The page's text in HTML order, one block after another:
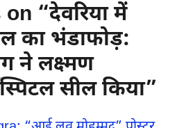
“देवरिया में
का भंडाफोड़:
ने लक्ष्मण
सील किया”